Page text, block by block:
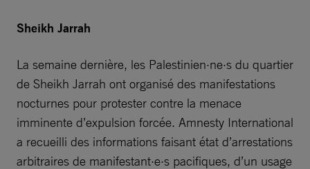
Sheikh Jarrah
La semaine dernière, les Palestinien·ne·s du quartier
de Sheikh Jarrah ont organisé des manifestations
nocturnes pour protester contre la menace
imminente d’expulsion forcée. Amnesty International
a recueilli des informations faisant état d’arrestations
arbitraires de manifestant·e·s pacifiques, d’un usage